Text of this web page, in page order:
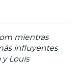
mientras
influyentes
y Louis